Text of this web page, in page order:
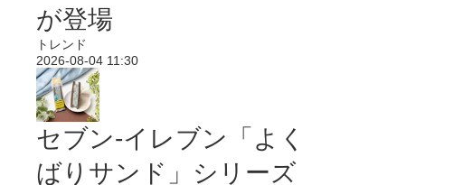
が登場
トレンド
2026-08-04 11:30
セブン‐イレブン「よく
ばりサンド」シリーズ